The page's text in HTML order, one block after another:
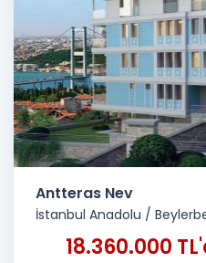
Antteras Nev
İstanbul Anadolu /
18.360.000